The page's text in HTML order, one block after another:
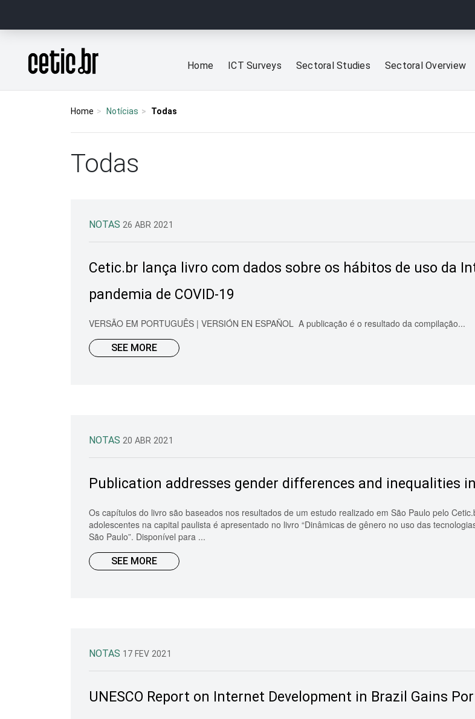
Página inicial
Home ICT Surveys Sectoral Studies Sectoral Overview
Home Notícias Todas
Todas
NOTAS 26 ABR 2021
Cetic.br lança livro com dados sobre os hábitos de uso da
pandemia de COVID-19
VERSÃO EM PORTUGUÊS | VERSIÓN EN ESPAÑOL A publicação é o resultado da compilação...
SEE MORE
NOTAS 20 ABR 2021
Publication addresses gender differences and inequalities
Os capítulos do livro são baseados nos resultados de um estudo realizado em São Paulo pelo
adolescentes na capital paulista é apresentado no livro “Dinâmicas de gênero no uso das
São Paulo”. Disponível para ...
SEE MORE
NOTAS 17 FEV 2021
UNESCO Report on Internet Development in Brazil Gains